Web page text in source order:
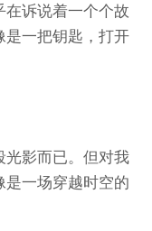
诉说着一个个故
是一把钥匙，打开
光影而已。但对我
一场穿越时空的